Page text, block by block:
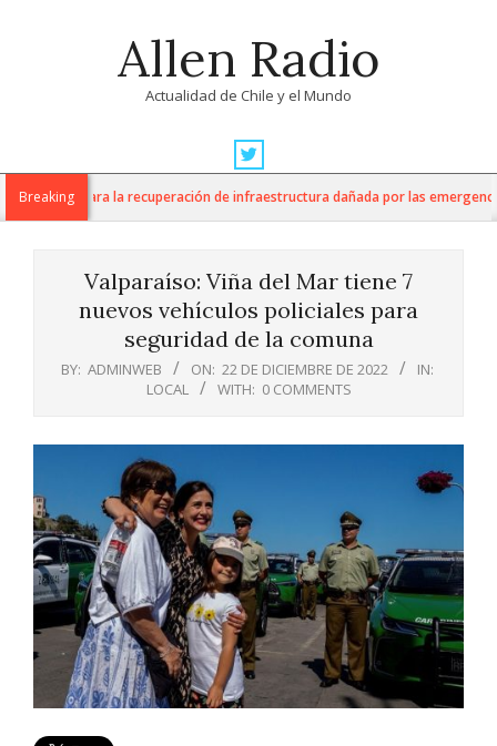
Allen Radio
Actualidad de Chile y el Mundo
Navigation
MenuBreaking
apoyo para la recuperación de infraestructura dañada por las emergencias
Valparaíso: Viña del Mar tiene 7
nuevos vehículos policiales para
seguridad de la comuna
BY: ADMINWEB ON: 22 DE DICIEMBRE DE 2022
IN:
LOCAL
WITH: 0 COMMENTS